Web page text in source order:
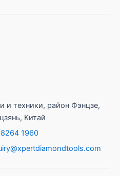
и техники, район Фэнцзе,
Китай
1960